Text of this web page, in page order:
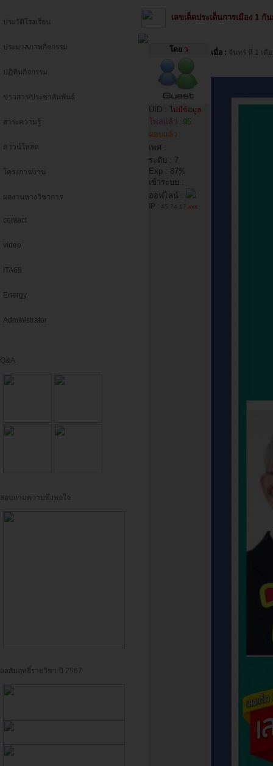
ประวัติโรงเรียน
ประมวลภาพกิจกรรม
ปฏิทินกิจกรรม
ข่าวสาร/ประชาสัมพันธ์
สาระความรู้
ดาวน์โหลด
โครงการ/งาน
ผลงานทางวิชาการ
contact
video
ITA68
Energy
Administrator
Q&A
สอบถามความพึงพอใจ
ผลสัมฤทธิ์รายวิชา ปี 2567
เลขเด็ดประเด็นการเมือง 1 กั
โดยว
UID : ไม่มีข้อมูล
โพสแล้ว : 95
ตอบแล้ว :
เพศ :
ระดับ : 7
Exp : 87%
เข้าระบบ :
ออฟไลน์ :
IP : 45.74.17. xxx
เมื่อ : จันทร์ ที่ 1 เ